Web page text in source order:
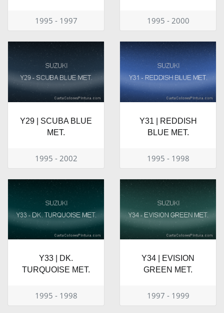
1995 - 1997 1995 - 2000
Y29 | SCUBA BLUE
MET.
1995 - 2002
Y31 | REDDISH
BLUE MET.
1995 - 1998
Y33 | DK.
TURQUOISE MET.
1995 - 1998
Y34 | EVISION
GREEN MET.
1997 - 1999